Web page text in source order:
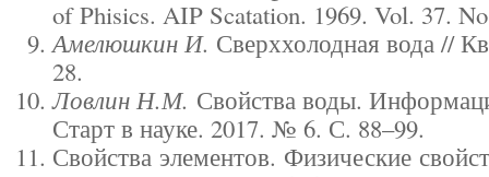
of Phisics. AIP Scatation. 1969. Vol. 37.
Амелюшкин И. Сверххолодная вода //
28.
Ловлин Н.М. Свойства воды.
Старт в науке. 2017. № 6. С. 88–99.
Свойства элементов. Физические